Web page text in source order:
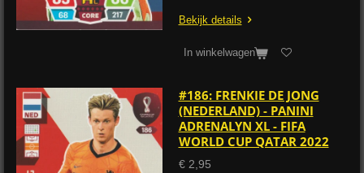
Bekijk details
In winkelwagen
#186: FRENKIE DE JONG
(NEDERLAND) - PANINI
ADRENALYN XL - FIFA
WORLD CUP QATAR 2022
€ 2,95